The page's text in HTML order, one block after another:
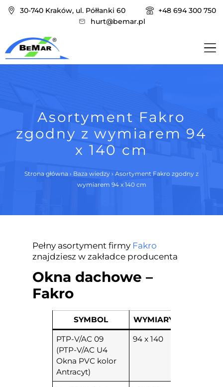
30-740 Kraków, ul. Półłanki 60
+48 694 300 750
hurt@bemar.pl
Asortyment Fakro
zgodny z wymiarem 94
x 140 cm
Strona główna › Baza wiedzy › Asortyment Fakro zgodny z
wymiarem 94 x 140 cm
Pełny asortyment firmy Fakro
znajdziesz w zakładce producenta
Okna dachowe –
Fakro
SYMBOL WYMIARY
PTP-V/AC 09
(PTP-V/AC U4
Okna PVC kolor
Antracyt)
94 x 140